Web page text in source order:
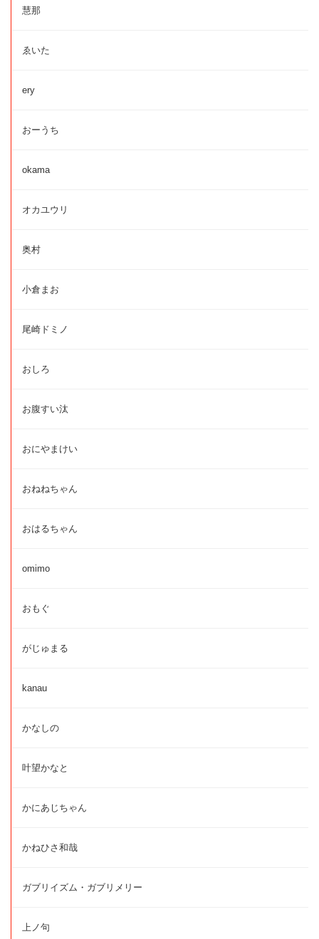
慧那
ゑいた
ery
おーうち
okama
オカユウリ
奥村
小倉まお
尾崎ドミノ
おしろ
お腹すい汰
おにやまけい
おねねちゃん
おはるちゃん
omimo
おもぐ
がじゅまる
kanau
かなしの
叶望かなと
かにあじちゃん
かねひさ和哉
ガブリイズム・ガブリメリー
上ノ句